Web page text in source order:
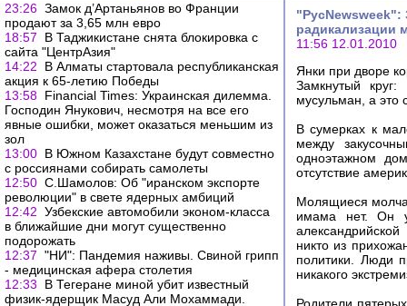
23:26 Замок д’Артаньянов во Франции
продают за 3,65 млн евро
18:57
В Таджикистане снята блокировка с
сайта "ЦентрАзия"
14:22
В Алматы стартовала республиканская
акция к 65-летию Победы
13:58 Financial Times: Украинская дилемма.
Господин Янукович, несмотря на все его
явные ошибки, может оказаться меньшим из
зол
13:00 В Южном Казахстане будут совместно
с россиянами собирать самолеты
12:50 С.Шамолов: Об "иранском экспорте
революции" в свете ядерных амбиций
12:42 Узбекские автомобили эконом-класса
в ближайшие дни могут существенно
подорожать
12:37 "НИ": Пандемия наживы. Свиной грипп
- медицинская афера столетия
12:33
В Тегеране миной убит известный
физик-ядерщик Масуд Али Мохаммади.
"РусNewsweek":
радикализации
11:56 12.01.2010
Янки при дворе
Замкнутый
мусульман, а это
В сумерках к
между
одноэтажном
отсутствие
Молящиеся
имама нет. Он
никто из
политики. Люди
никакого